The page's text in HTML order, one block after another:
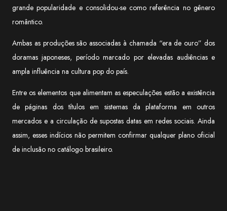
grande popularidade e consolidou-se como referência no gênero
romântico.
Ambas as produções são associadas à chamada “era de ouro” dos
doramas japoneses, período marcado por elevadas audiências e
ampla influência na cultura pop do país.
Entre os elementos que alimentam as especulações estão a existência
de páginas dos títulos em sistemas da plataforma em outros
mercados e a circulação de supostas datas em redes sociais. Ainda
assim, esses indícios não permitem confirmar qualquer plano oficial
de inclusão no catálogo brasileiro.